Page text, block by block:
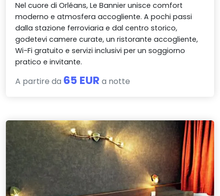
Nel cuore di Orléans, Le Bannier unisce comfort
moderno e atmosfera accogliente. A pochi passi
dalla stazione ferroviaria e dal centro storico,
godetevi camere curate, un ristorante accogliente,
Wi-Fi gratuito e servizi inclusivi per un soggiorno
pratico e invitante.
A partire da 65 EUR a notte